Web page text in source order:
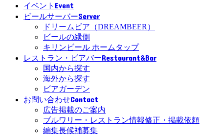
イベント Event
ビールサーバーServer
ドリームビア（DREAMBEER）
ビールの縁側
キリンビール ホームタップ
レストラン・ビアバーRestaurant&Bar
国内から探す
海外から探す
ビアガーデン
お問い合わせContact
広告掲載のご案内
ブルワリー・レストラン情報修正・掲載依頼
編集長候補募集